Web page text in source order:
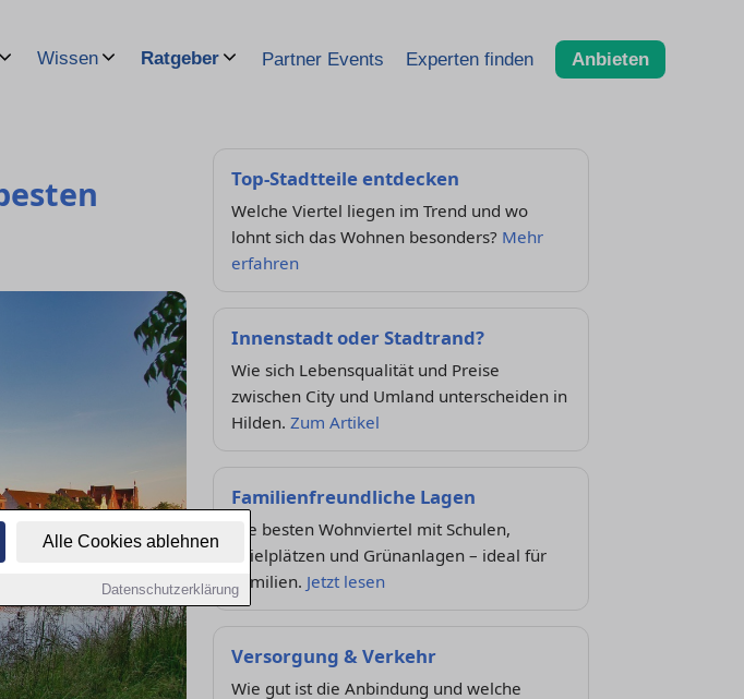
Alle Cookies ablehnen
Datenschutzerklärung
Wissen Ratgeber Partner Events Experten finden Anbieten
Top-Stadtteile entdecken
Welche Viertel liegen im Trend und wo
lohnt sich das Wohnen besonders? Mehr
erfahren
Innenstadt oder Stadtrand?
Wie sich Lebensqualität und Preise
zwischen City und Umland unterscheiden in
Hilden. Zum Artikel
Familienfreundliche Lagen
Die besten Wohnviertel mit Schulen,
Spielplätzen und Grünanlagen – ideal für
Familien. Jetzt lesen
Versorgung & Verkehr
Wie gut ist die Anbindung und welche